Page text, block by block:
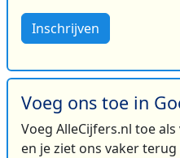
Inschrijven
Voeg ons toe in
Voeg AlleCijfers.nl toe
en je ziet ons vaker